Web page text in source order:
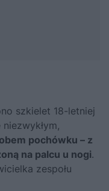
szkielet 18-letniej
pochówku – z
na palcu u nogi.
zespołu